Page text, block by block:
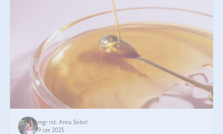
mgr inż. Anna Sobol
9 cze 2025